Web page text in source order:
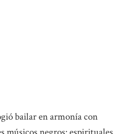
bailar en armonía con